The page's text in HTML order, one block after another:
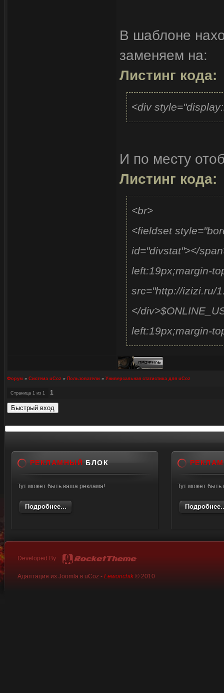
users_online =
guest_online =
reg_online =
});
</script>
В шаблоне
заменяем на:
Листинг кода:
<div
И по месту
Листинг кода:
<br>
<fieldset
id="divstat"></
left:19px;margin-
src="http://izizi.ru/
</
left:19px;margin-
Форум » Система uCoz » Пользователи » Универсальная статистика для uCoz
Страница 1 из 1 1
РЕКЛАМНЫЙ БЛОК
Тут может быть ваша реклама!
Подробнее...
Тут может
Developed By
Адаптация из Joomla в uCoz - Lewonchik© 2010